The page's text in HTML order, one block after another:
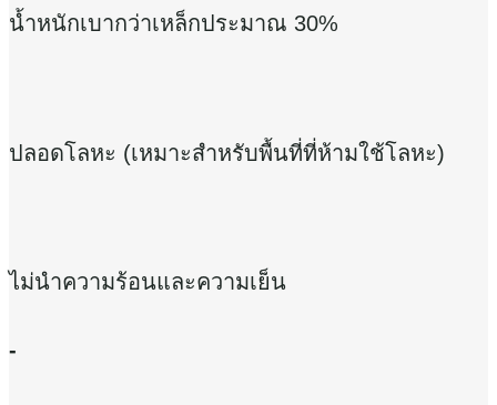
น้ำหนักเบากว่าเหล็กประมาณ 30%
ปลอดโลหะ (เหมาะสำหรับพื้นที่ที่ห้ามใช้โลหะ)
ไม่นำความร้อนและความเย็น
-